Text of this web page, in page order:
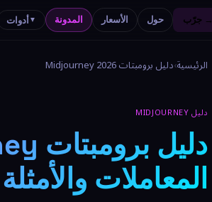
أدوات▼ المدونة الأسعار حول جرّب →
الرئيسية›دليل برومبتات Midjourney 2026
دليل MIDJOURNEY
المعاملات